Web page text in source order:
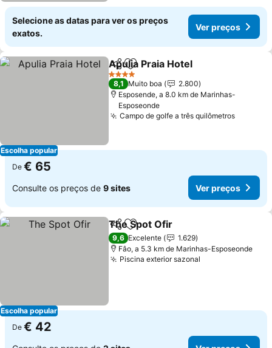
Selecione as datas para ver os preços
exatos.
Ver preços
Escolha popular
PartilharAdicionar aos favoritos
Apulia Praia Hotel
4 Estrelas
8,1 Muito boa
2.800
Esposende, a 8.0 km de Marinhas-
Esposeonde
Campo de golfe a três quilômetrosVer
De € 65
Consulte os preços de 9 sites Ver preços
Escolha popular
PartilharAdicionar aos favoritos
The Spot Ofir
9,6 Excelente
1.629
Fâo, a 5.3 km de Marinhas-Esposeonde
Piscina exterior sazonal
De € 42